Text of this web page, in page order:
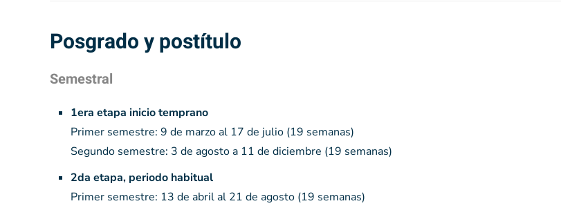
Posgrado y postítulo
Semestral
1era etapa inicio temprano
Primer semestre: 9 de marzo al 17 de julio (19 semanas)
Segundo semestre: 3 de agosto a 11 de diciembre (19 semanas)
2da etapa, periodo habitual
Primer semestre: 13 de abril al 21 de agosto (19 semanas)